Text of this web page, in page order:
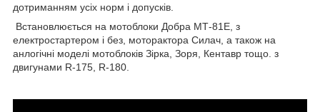
дотриманням усіх норм і допусків.
Встановлюється на мотоблоки Добра МТ-81E, з
електростартером і без, моторактора Силач, а також на
анлогічні моделі мотоблоків Зірка, Зоря, Кентавр тощо. з
двигунами R-175, R-180.